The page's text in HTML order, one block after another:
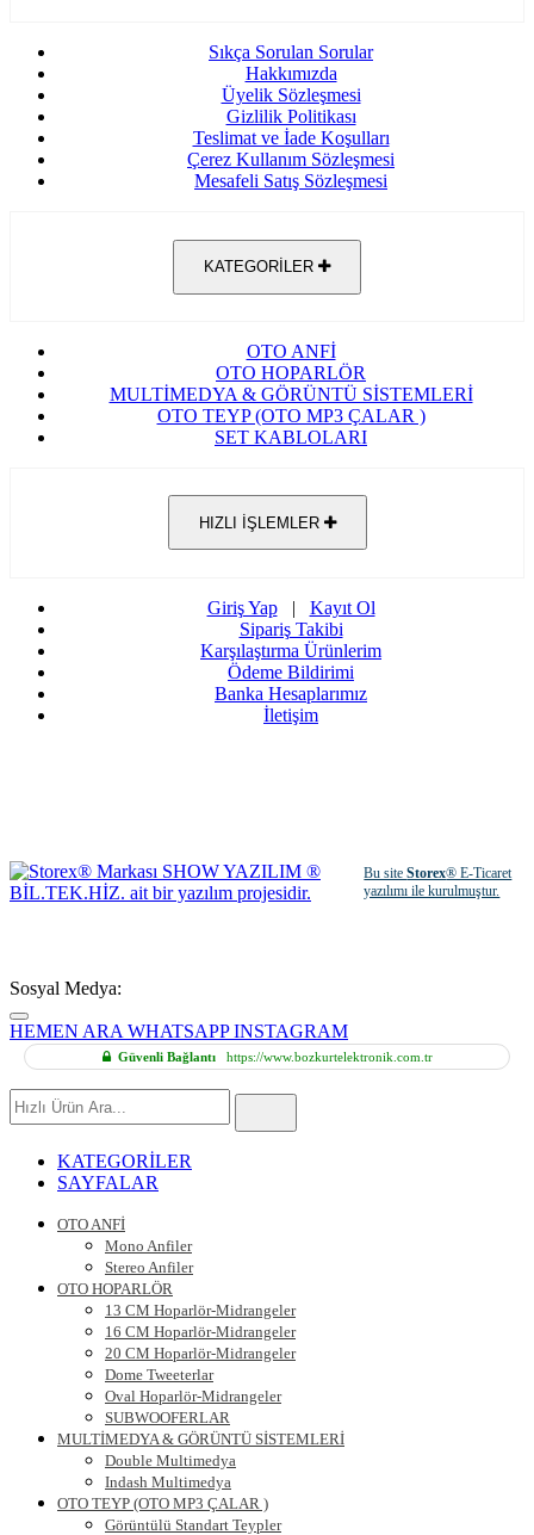
Sıkça Sorulan Sorular
Hakkımızda
Üyelik Sözleşmesi
Gizlilik Politikası
Teslimat ve İade Koşulları
Çerez Kullanım Sözleşmesi
Mesafeli Satış Sözleşmesi
KATEGORİLER
OTO ANFİ
OTO HOPARLÖR
MULTİMEDYA & GÖRÜNTÜ SİSTEMLERİ
OTO TEYP (OTO MP3 ÇALAR )
SET KABLOLARI
HIZLI İŞLEMLER
Giriş Yap| Kayıt Ol
Sipariş Takibi
Karşılaştırma Ürünlerim
Ödeme Bildirimi
Banka Hesaplarımız
İletişim
Bu siteStorex® E-Ticaret
yazılımı ile kurulmuştur.
Sosyal Medya:
HEMEN ARA WHATSAPP INSTAGRAM
Güvenli Bağlantıhttps://www.bozkurtelektronik.com.tr
Hızlı
Ürün
KATEGORİLER
SAYFALAR
OTO ANFİ
Mono Anfiler
Stereo Anfiler
OTO HOPARLÖR
13 CM Hoparlör-Midrangeler
16 CM Hoparlör-Midrangeler
20 CM Hoparlör-Midrangeler
Dome Tweeterlar
Oval Hoparlör-Midrangeler
SUBWOOFERLAR
MULTİMEDYA & GÖRÜNTÜ SİSTEMLERİ
Double Multimedya
Indash Multimedya
OTO TEYP (OTO MP3 ÇALAR )
Görüntülü Standart Teypler